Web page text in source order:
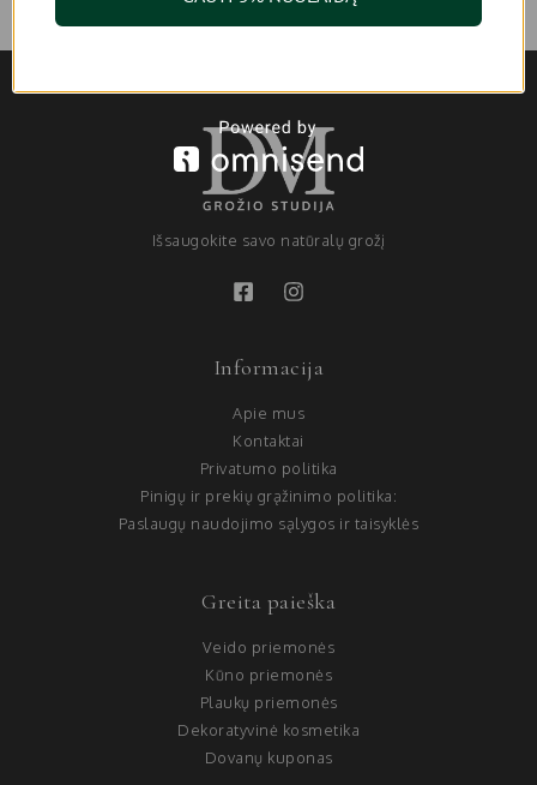
Išsaugokite savo natūralų grožį
Informacija
Apie mus
Kontaktai
Privatumo politika
Pinigų ir prekių grąžinimo politika:
Paslaugų naudojimo sąlygos ir taisyklės
Greita paieška
Veido priemonės
Kūno priemonės
Plaukų priemonės
Dekoratyvinė kosmetika
Dovanų kuponas